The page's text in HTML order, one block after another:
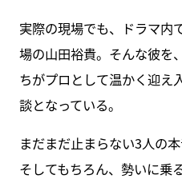
実際の現場でも、ドラマ内
場の山田裕貴。そんな彼を
ちがプロとして温かく迎え
談となっている。
まだまだ止まらない3人の
そしてもちろん、勢いに乗